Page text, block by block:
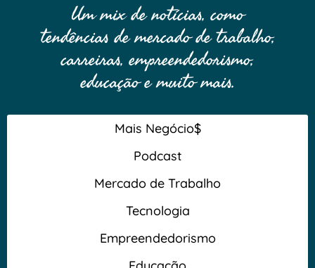
Um mix de notícias, como
tendências de mercado de trabalho,
carreiras, empreendedorismo,
educação e muito mais.
Mais Negócio$
Podcast
Mercado de Trabalho
Tecnologia
Empreendedorismo